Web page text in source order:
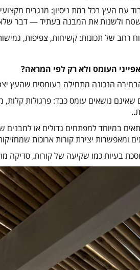
עם העץ בכל רמת ניסיון: מנגרים
ולשנות את המבנה בעתיד — דבר שלא
רחב של תכונות: קשיחות, צפיפות,
העומס ולא רק לפי המראה?
הנכונה מתחילה בעומסים שהעץ
נושאים עומס כבד: פרגולות קלות,
..
במיוחד למפתחים גדולים או
ומאפשרות יצירת קורות ארוכות
בעיות כמו שקיעה של קורות, סדיקה